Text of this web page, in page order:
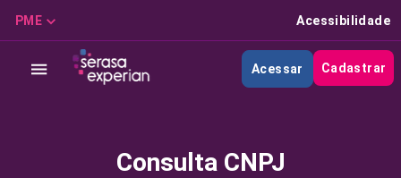
PME Acessibilidade
Acessar Cadastrar
Consulta CNPJ